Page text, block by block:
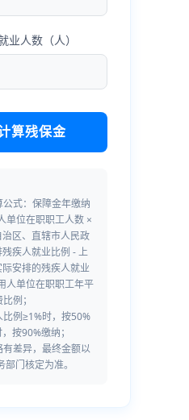
业人数（人）
算残保金
公式：保障金年缴纳
单位在职职工人数 ×
区、直辖市人民政
疾人就业比例 - 上
安排的残疾人就业
人单位在职职工年平
例；
例≥1%时，按50%
按90%缴纳；
差异，最终金额以
门核定为准。